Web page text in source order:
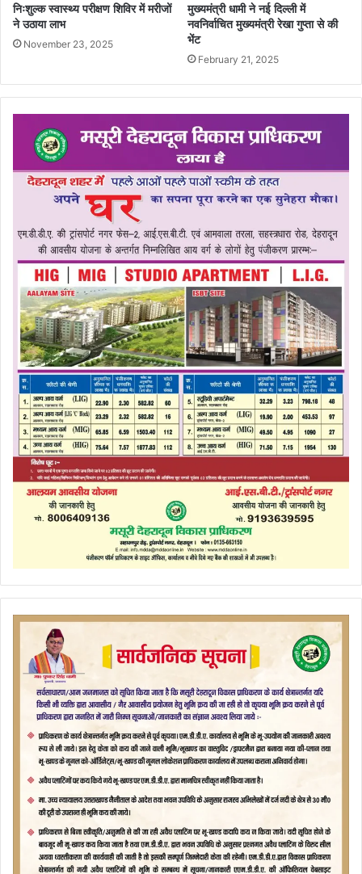
निःशुल्क स्वास्थ्य परीक्षण शिविर में मरीजों
ने उठाया लाभ
November 23, 2025
मुख्यमंत्री धामी ने नई दिल्ली में
नवनिर्वाचित मुख्यमंत्री रेखा गुप्ता से की
भेंट
February 21, 2025